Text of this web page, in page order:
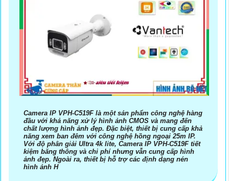
Camera IP VPH-C519F là một sản phẩm công nghệ hàng
đầu với khả năng xử lý hình ảnh CMOS và mang đến
chất lượng hình ảnh đẹp. Đặc biệt, thiết bị cung cấp khả
năng xem ban đêm với công nghệ hồng ngoại 25m IP.
Với độ phân giải Ultra 4k lite, Camera IP VPH-C519F tiết
kiệm băng thông và chi phí nhưng vẫn cung cấp hình
ảnh đẹp. Ngoài ra, thiết bị hỗ trợ các định dạng nén
hình ảnh H